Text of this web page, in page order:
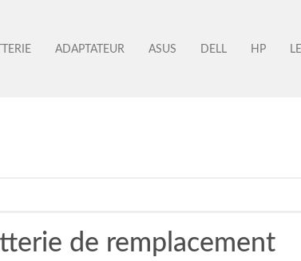
ADAPTATEUR ASUS DELL HP
de remplacement